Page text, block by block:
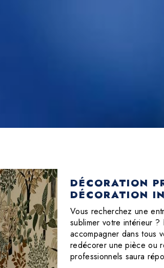
DÉCORATION
DÉCORATION
Vous recherchez une
sublimer votre intérieur
accompagner dans tous
redécorer une pièce ou
professionnels saura